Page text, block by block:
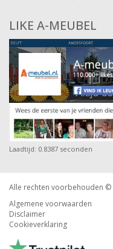
LIKE A-MEUBEL
Laadtijd: 0.8387 seconden
Alle rechten voorbehouden ©
Algemene voorwaarden
Disclaimer
Cookieverklaring